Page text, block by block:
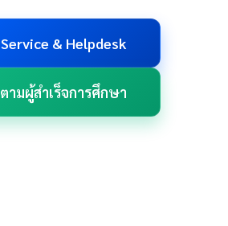
& Helpdesk
ามผู้สำเร็จการศึกษา